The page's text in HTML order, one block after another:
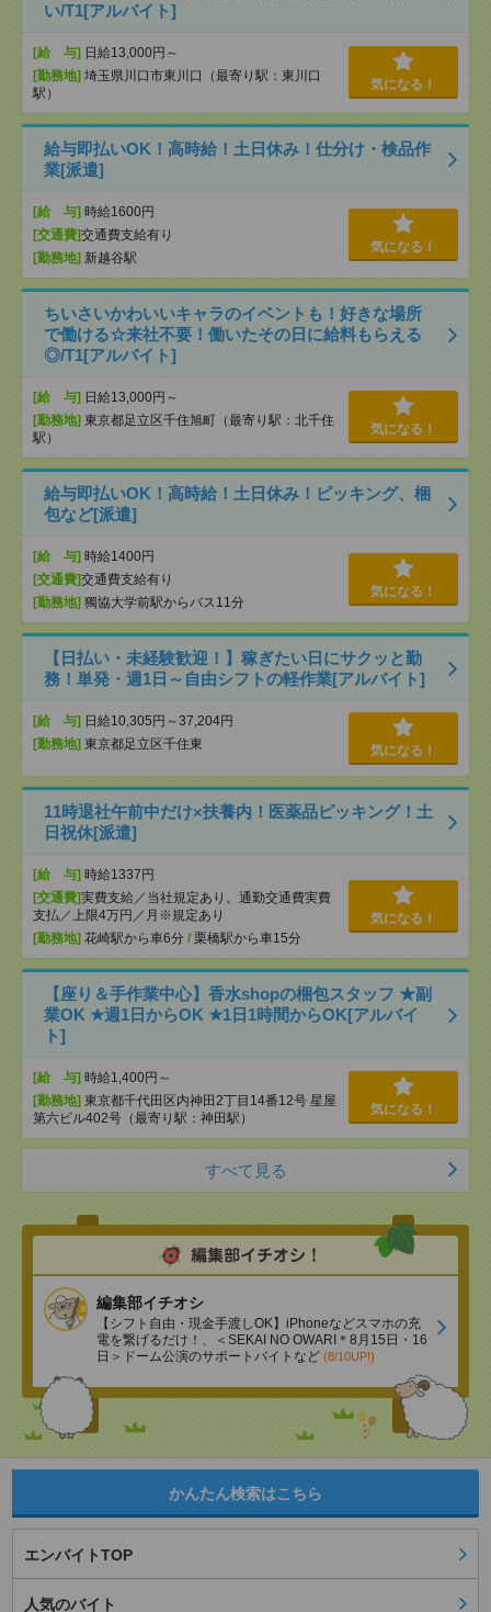
い/T1[アルバイト]
[給 与] 日給13,000円～
[勤務地] 埼玉県川口市東川口（最寄り駅：東川口
駅）
気になる！
給与即払いOK！高時給！土日休み！仕分け・検品作
業[派遣]
[給 与] 時給1600円
[交通費]交通費支給有り
[勤務地] 新越谷駅
気になる！
ちいさいかわいいキャラのイベントも！好きな場所
で働ける☆来社不要！働いたその日に給料もらえる
◎/T1[アルバイト]
[給 与] 日給13,000円～
[勤務地] 東京都足立区千住旭町（最寄り駅：北千住
駅）
気になる！
給与即払いOK！高時給！土日休み！ピッキング、梱
包など[派遣]
[給 与] 時給1400円
[交通費]交通費支給有り
[勤務地] 獨協大学前駅からバス11分
気になる！
【日払い・未経験歓迎！】稼ぎたい日にサクッと勤
務！単発・週1日～自由シフトの軽作業[アルバイト]
[給 与] 日給10,305円～37,204円
[勤務地] 東京都足立区千住東 気になる！
11時退社午前中だけ×扶養内！医薬品ピッキング！土
日祝休[派遣]
[給 与] 時給1337円
[交通費]実費支給／当社規定あり。通勤交通費実費
支払／上限4万円／月※規定あり
[勤務地] 花崎駅から車6分 / 栗橋駅から車15分
気になる！
【座り＆手作業中心】香水shopの梱包スタッフ ★副
業OK ★週1日からOK ★1日1時間からOK[アルバイ
ト]
[給 与] 時給1,400円～
[勤務地] 東京都千代田区内神田2丁目14番12号 星屋
第六ビル402号（最寄り駅：神田駅）
気になる！
すべて見る
編集部イチオシ
【シフト自由・現金手渡しOK】iPhoneなどスマホの充
電を繋げるだけ！、＜SEKAI NO OWARI＊8月15日・16
日＞ドーム公演のサポートバイトなど (8/10UP!)
かんたん検索はこちら
エンバイトTOP
人気のバイト